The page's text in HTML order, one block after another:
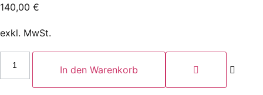
140,00 €
exkl. MwSt.
Hygostar
Edelstahl-
In den Warenkorb